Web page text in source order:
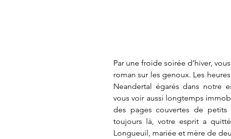
Par une froide soirée d’hiver,
roman sur les genoux. Les
Neandertal égarés dans notre
vous voir aussi longtemps
des pages couvertes de petits
toujours là, votre esprit a
Longueuil, mariée et mère de